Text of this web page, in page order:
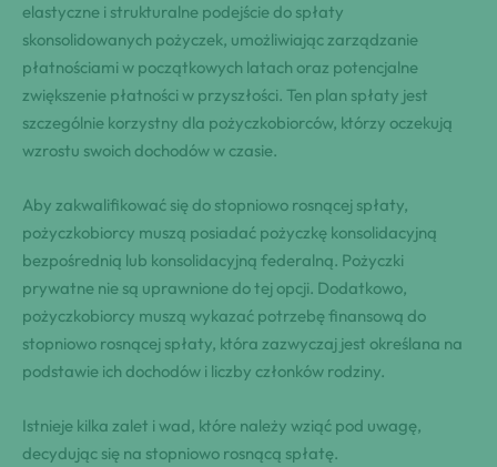
elastyczne i strukturalne podejście do spłaty
skonsolidowanych pożyczek, umożliwiając zarządzanie
płatnościami w początkowych latach oraz potencjalne
zwiększenie płatności w przyszłości. Ten plan spłaty jest
szczególnie korzystny dla pożyczkobiorców, którzy oczekują
wzrostu swoich dochodów w czasie.
Aby zakwalifikować się do stopniowo rosnącej spłaty,
pożyczkobiorcy muszą posiadać pożyczkę konsolidacyjną
bezpośrednią lub konsolidacyjną federalną. Pożyczki
prywatne nie są uprawnione do tej opcji. Dodatkowo,
pożyczkobiorcy muszą wykazać potrzebę finansową do
stopniowo rosnącej spłaty, która zazwyczaj jest określana na
podstawie ich dochodów i liczby członków rodziny.
Istnieje kilka zalet i wad, które należy wziąć pod uwagę,
decydując się na stopniowo rosnącą spłatę.